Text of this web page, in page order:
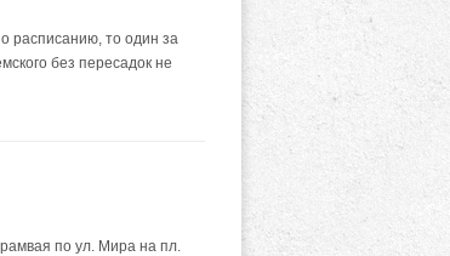
расписанию, то один за
без пересадок не
по ул. Мира на пл.